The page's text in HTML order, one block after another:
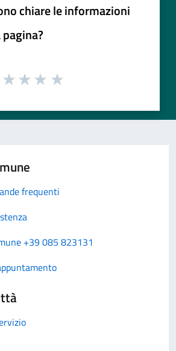
chiare le informazioni
frequenti
+39 085 823131